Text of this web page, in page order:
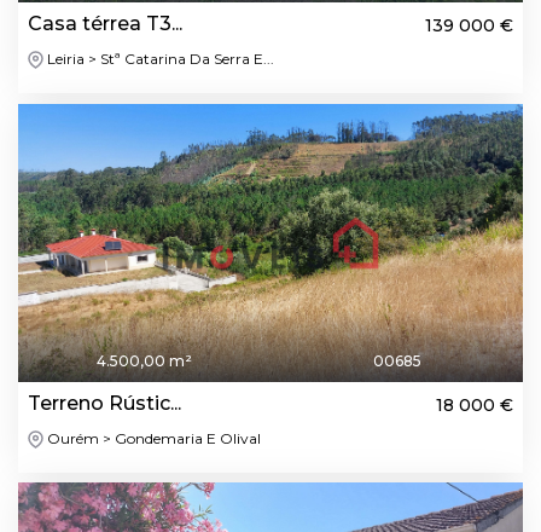
Casa térrea T3... 139 000 €
Leiria > Stª Catarina Da Serra E...
4.500,00 m² 00685
Terreno Rústic... 18 000 €
Ourém > Gondemaria E Olival